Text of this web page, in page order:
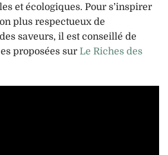
et écologiques. Pour s’inspirer
plus respectueux de
saveurs, il est conseillé de
proposées sur Le Riches des